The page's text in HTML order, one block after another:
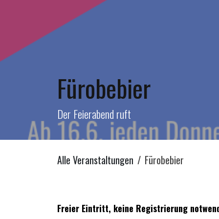
Fürobebier
Der Feierabend ruft
Alle Veranstaltungen Fürobebier
Freier Eintritt, keine Registrierung